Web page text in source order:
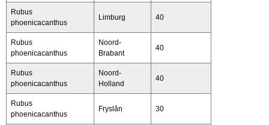
Rubus
phoenicacanthus
Limburg 40
Rubus
phoenicacanthus
Noord-
Brabant
40
Rubus
phoenicacanthus
Noord-
Holland
40
Rubus
phoenicacanthus
Fryslân 30